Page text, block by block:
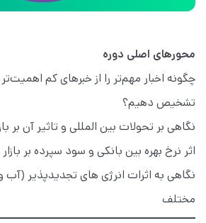
محورهای اصلی دوره
چگونه اخبار مهم‌تر را از خبرهای کم
تشخیص دهیم؟
نگاهی بر تحولات بین المللی و تاثیر آن بر
اثر نرخ بهره بین بانکی و سود سپرده بر
نگاهی به اثرات انرژی های تجدیدپذیر (آب
مختلف